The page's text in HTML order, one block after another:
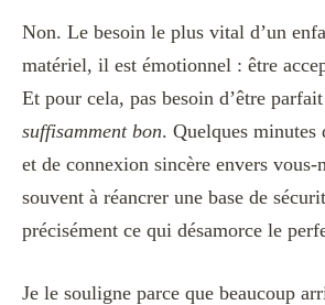
Non. Le besoin le plus vital d’un
matériel, il est émotionnel : être
Et pour cela, pas besoin d’être
suffisamment bon. Quelques minutes
et de connexion sincère envers vous-
souvent à réancrer une base de
précisément ce qui désamorce le
Je le souligne parce que beaucoup